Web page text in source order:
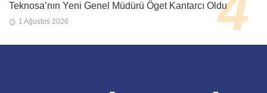
Teknosa’nın Yeni Genel Müdürü Öget Kantarcı Oldu
1 Ağustos 2026